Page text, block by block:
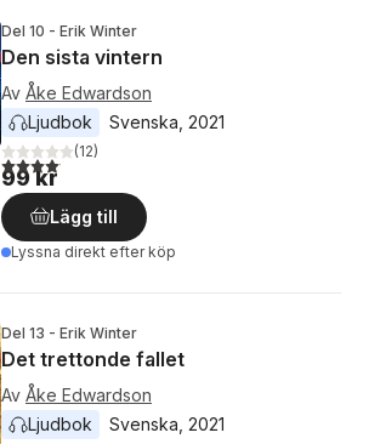
Del 10 - Erik Winter
Den sista vintern
Av Åke Edwardson
Ljudbok
Svenska 2021
4,1utav 5 stjärnor. Totalt antal röster:
(12)
99 kr
Lägg till
Lyssna direkt efter köp
Del 13 - Erik Winter
Det trettonde fallet
Av Åke Edwardson
Ljudbok
Svenska 2021